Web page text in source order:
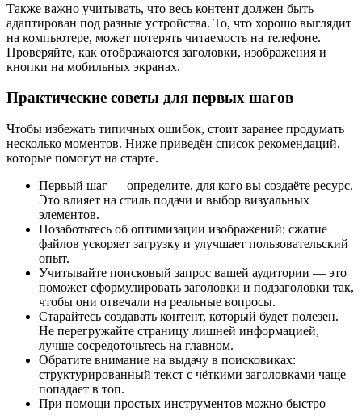
Также важно учитывать, что весь контент должен быть
адаптирован под разные устройства. То, что хорошо выглядит
на компьютере, может потерять читаемость на телефоне.
Проверяйте, как отображаются заголовки, изображения и
кнопки на мобильных экранах.
Практические советы для первых шагов
Чтобы избежать типичных ошибок, стоит заранее продумать
несколько моментов. Ниже приведён список рекомендаций,
которые помогут на старте.
Первый шаг — определите, для кого вы создаёте ресурс.
Это влияет на стиль подачи и выбор визуальных
элементов.
Позаботьтесь об оптимизации изображений: сжатие
файлов ускоряет загрузку и улучшает пользовательский
опыт.
Учитывайте поисковый запрос вашей аудитории — это
поможет сформулировать заголовки и подзаголовки так,
чтобы они отвечали на реальные вопросы.
Старайтесь создавать контент, который будет полезен.
Не перегружайте страницу лишней информацией,
лучше сосредоточьтесь на главном.
Обратите внимание на выдачу в поисковиках:
структурированный текст с чёткими заголовками чаще
попадает в топ.
При помощи простых инструментов можно быстро